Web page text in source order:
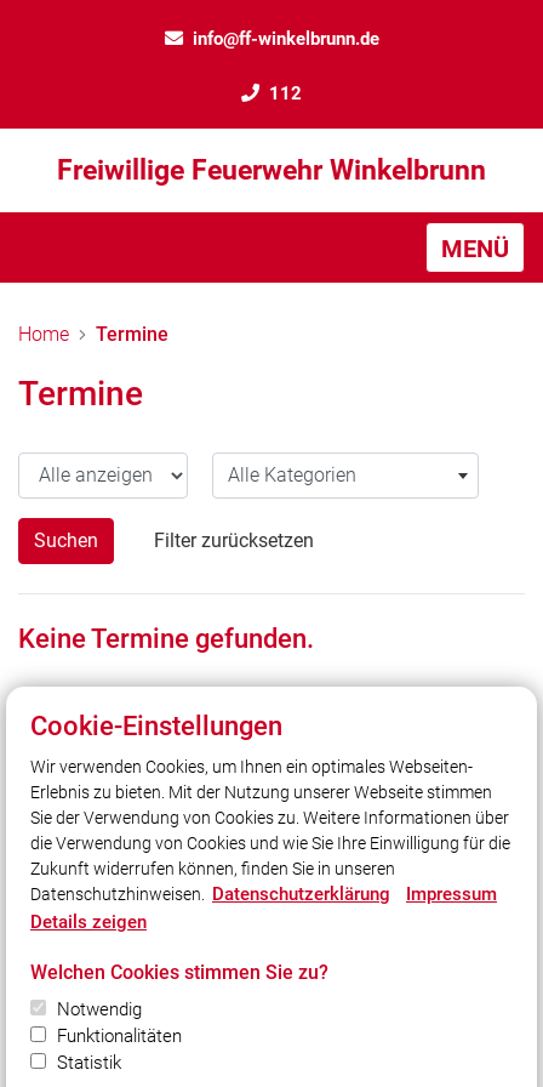
info@ff-winkelbrunn.de
112
Freiwillige Feuerwehr Winkelbrunn
MENÜ
Home Termine
Termine
Jahr wählen Alle Kategorien
Alle Kategorien
Suchen Filter zurücksetzen
Keine Termine gefunden.
Unser Leitsatz
Feuerwehr Winkelbrunn - Unsere Freizeit für ihre
Sicherheit.
Social Media
Bleiben Sie mit uns in Kontakt und vernetzen Sie sich
mit uns!
Cookie-Einstellungen
Wir verwenden Cookies, um Ihnen ein optimales Webseiten-
Erlebnis zu bieten. Mit der Nutzung unserer Webseite stimmen
Sie der Verwendung von Cookies zu. Weitere Informationen über
die Verwendung von Cookies und wie Sie Ihre Einwilligung für die
Zukunft widerrufen können, finden Sie in unseren
Datenschutzhinweisen. Datenschutzerklärung
Impressum
Details zeigen
Welchen Cookies stimmen Sie zu?
Notwendig
Funktionalitäten
Statistik